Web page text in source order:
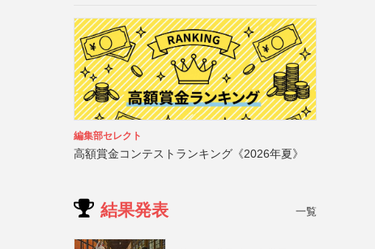
編集部セレクト
高額賞金コンテストランキング《2026年夏》
結果発表 一覧